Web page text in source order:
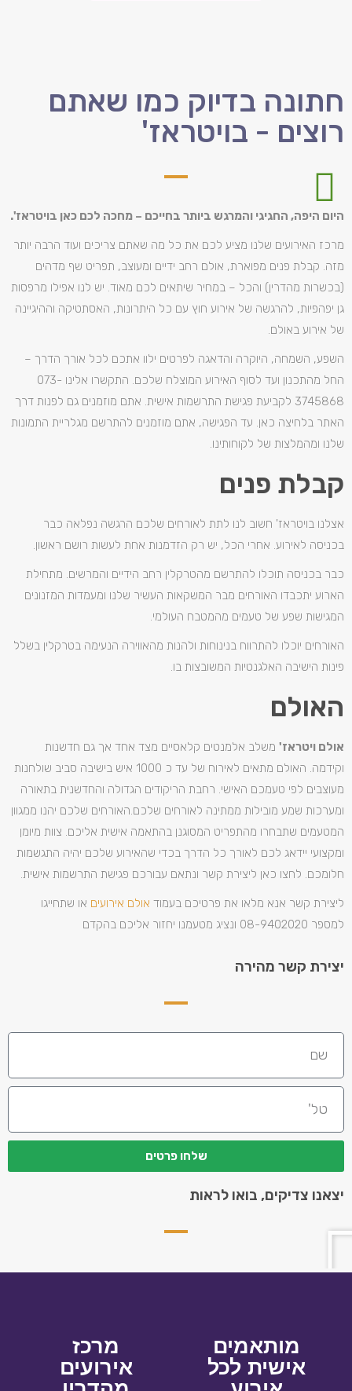
חתונה בדיוק כמו שאתם
רוצים - בויטראז'
היום היפה, החגיגי והמרגש ביותר בחייכם – מחכה לכם כאן בויטראז'.
מרכז האירועים שלנו מציע לכם את כל מה שאתם צריכים ועוד הרבה יותר
מזה. קבלת פנים מפוארת, אולם רחב ידיים ומעוצב, תפריט שף מדהים
(בכשרות מהדרין) והכל – במחיר שיתאים לכם מאוד. יש לנו אפילו מרפסות
גן יפהפיות, להרגשה של אירוע חוץ עם כל היתרונות, האסתטיקה וההיגיינה
של אירוע באולם.
השפע, השמחה, היוקרה והדאגה לפרטים ילוו אתכם לכל אורך הדרך –
החל מהתכנון ועד לסוף האירוע המוצלח שלכם. התקשרו אלינו 073-
3745868 לקביעת פגישת התרשמות אישית. אתם מוזמנים גם לפנות דרך
האתר בלחיצה כאן. עד הפגישה, אתם מוזמנים להתרשם מגלריית התמונות
שלנו ומהמלצות של לקוחותינו.
קבלת פנים
אצלנו בויטראז' חשוב לנו לתת לאורחים שלכם הרגשה נפלאה כבר
בכניסה לאירוע. אחרי הכל, יש רק הזדמנות אחת לעשות רושם ראשון.
כבר בכניסה תוכלו להתרשם מהטרקלין רחב הידיים והמרשים. מתחילת
הארוע יתכבדו האורחים מבר המשקאות העשיר שלנו ומעמדות המזנונים
המגישות שפע של טעמים מהמטבח העולמי.
האורחים יוכלו להתרווח בנינוחות ולהנות מהאווירה הנעימה בטרקלין בשלל
פינות הישיבה האלגנטיות המשובצות בו.
האולם
אולם ויטראז' משלב אלמנטים קלאסיים מצד אחד אך גם חדשנות
וקידמה. האולם מתאים לאירוח של עד כ 1000 איש בישיבה סביב שולחנות
מעוצבים לפי טעמכם האישי. רחבת הריקודים הגדולה והחדשנית בתאורה
ומערכות שמע מובילות ממתינה לאורחים שלכם.האורחים שלכם יהנו ממגוון
המטעמים שתבחרו מהתפריט המסוגנן בהתאמה אישית אליכם. צוות מיומן
ומקצועי יידאג לכם לאורך כל הדרך בכדי שהאירוע שלכם יהיה התגשמות
חלומכם. לחצו כאן ליצירת קשר ונתאם עבורכם פגישת התרשמות אישית.
ליצירת קשר אנא מלאו את פרטיכם בעמוד אולם אירועים או שתחייגו
למספר 08-9402020 ונציג מטעמנו יחזור אליכם בהקדם
יצירת קשר מהירה
שלחו פרטים
יצאנו צדיקים, בואו לראות
מותאמים
אישית לכל
מרכז
אירועים